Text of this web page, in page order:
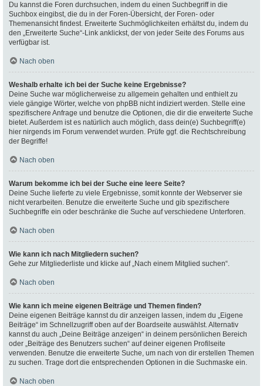
Du kannst die Foren durchsuchen, indem du einen Suchbegriff in die
Suchbox eingibst, die du in der Foren-Übersicht, der Foren- oder
Themenansicht findest. Erweiterte Suchmöglichkeiten erhältst du, indem du
den „Erweiterte Suche“-Link anklickst, der von jeder Seite des Forums aus
verfügbar ist.
Nach oben
Weshalb erhalte ich bei der Suche keine Ergebnisse?
Deine Suche war möglicherweise zu allgemein gehalten und enthielt zu
viele gängige Wörter, welche von phpBB nicht indiziert werden. Stelle eine
spezifischere Anfrage und benutze die Optionen, die dir die erweiterte Suche
bietet. Außerdem ist es natürlich auch möglich, dass dein(e) Suchbegriff(e)
hier nirgends im Forum verwendet wurden. Prüfe ggf. die Rechtschreibung
der Begriffe!
Nach oben
Warum bekomme ich bei der Suche eine leere Seite?
Deine Suche lieferte zu viele Ergebnisse, somit konnte der Webserver sie
nicht verarbeiten. Benutze die erweiterte Suche und gib spezifischere
Suchbegriffe ein oder beschränke die Suche auf verschiedene Unterforen.
Nach oben
Wie kann ich nach Mitgliedern suchen?
Gehe zur Mitgliederliste und klicke auf „Nach einem Mitglied suchen“.
Nach oben
Wie kann ich meine eigenen Beiträge und Themen finden?
Deine eigenen Beiträge kannst du dir anzeigen lassen, indem du „Eigene
Beiträge“ im Schnellzugriff oben auf der Boardseite auswählst. Alternativ
kannst du auch „Deine Beiträge anzeigen“ in deinem persönlichen Bereich
oder „Beiträge des Benutzers suchen“ auf deiner eigenen Profilseite
verwenden. Benutze die erweiterte Suche, um nach von dir erstellen Themen
zu suchen. Trage dort die entsprechenden Optionen in die Suchmaske ein.
Nach oben